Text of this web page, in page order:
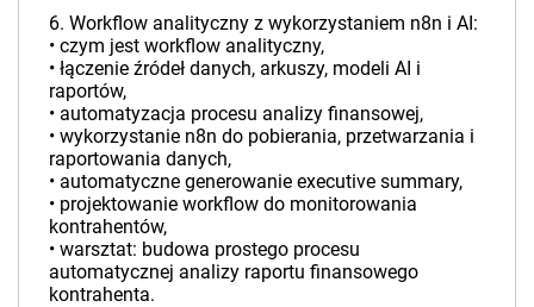
6. Workflow analityczny z wykorzystaniem n8n i AI:
• czym jest workflow analityczny,
• łączenie źródeł danych, arkuszy, modeli AI i
raportów,
• automatyzacja procesu analizy finansowej,
• wykorzystanie n8n do pobierania, przetwarzania i
raportowania danych,
• automatyczne generowanie executive summary,
• projektowanie workflow do monitorowania
kontrahentów,
• warsztat: budowa prostego procesu
automatycznej analizy raportu finansowego
kontrahenta.